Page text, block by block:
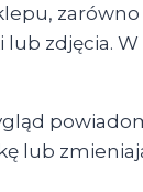
zdjęcia.
lub